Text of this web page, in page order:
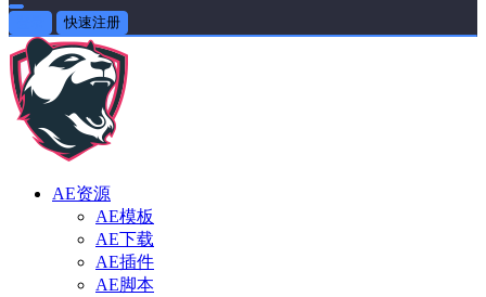
快速注册
AE资源
AE模板
AE下载
AE插件
AE脚本